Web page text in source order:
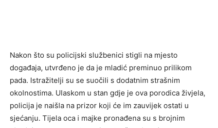
Nakon što su policijski službenici stigli na mjesto
događaja, utvrđeno je da je mladić preminuo prilikom
pada. Istražitelji su se suočili s dodatnim strašnim
okolnostima. Ulaskom u stan gdje je ova porodica živjela,
policija je naišla na prizor koji će im zauvijek ostati u
sjećanju. Tijela oca i majke pronađena su s brojnim